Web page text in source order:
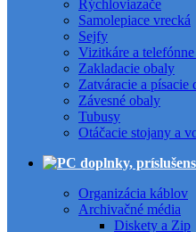
Rýchloviazače
Samolepiace vrecká
Sejfy
Vizitkáre a telefónne
Zakladacie obaly
Zatváracie a písacie
Závesné obaly
Tubusy
Otáčacie stojany a
Organizácia káblov
Archivačné média
Diskety a Zip